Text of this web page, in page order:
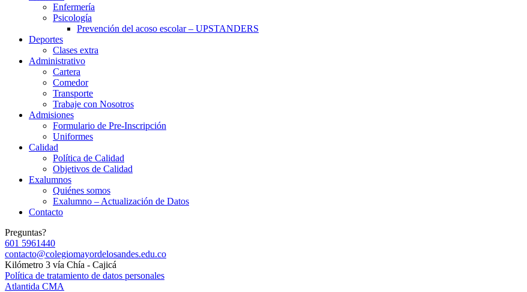
Enfermería
Psicología
Prevención del acoso escolar – UPSTANDERS
Deportes
Clases extra
Administrativo
Cartera
Comedor
Transporte
Trabaje con Nosotros
Admisiones
Formulario de Pre-Inscripción
Uniformes
Calidad
Política de Calidad
Objetivos de Calidad
Exalumnos
Quiénes somos
Exalumno – Actualización de Datos
Contacto
Preguntas?
601 5961440
contacto@colegiomayordelosandes.edu.co
Kilómetro 3 vía Chía - Cajicá
Política de tratamiento de datos personales
Atlantida CMA